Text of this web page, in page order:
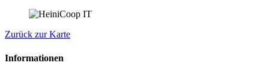
Zurück zur Karte
Informationen